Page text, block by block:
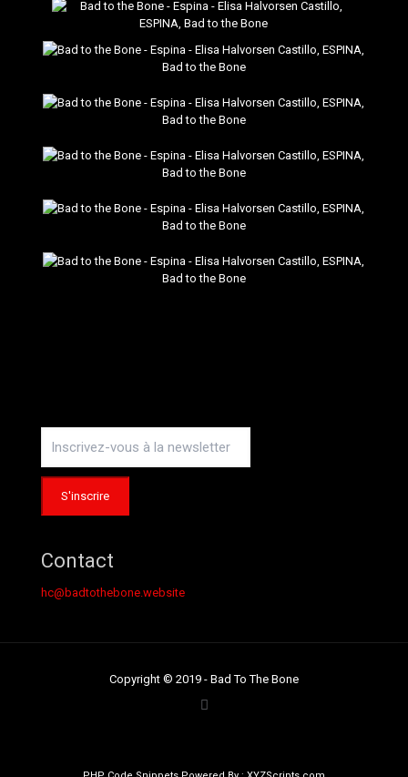
Contact
hc@badtothebone.website
Copyright © 2019 - Bad To The Bone